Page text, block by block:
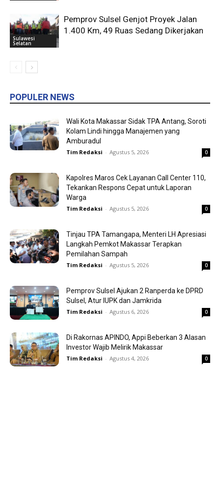
Sulawesi
Selatan
Pemprov Sulsel Genjot Proyek Jalan
1.400 Km, 49 Ruas Sedang Dikerjakan
POPULER NEWS
Wali Kota Makassar Sidak TPA Antang, Soroti
Kolam Lindi hingga Manajemen yang
Amburadul
Tim Redaksi - Agustus 5, 2026 0
Kapolres Maros Cek Layanan Call Center 110,
Tekankan Respons Cepat untuk Laporan
Warga
Tim Redaksi - Agustus 5, 2026 0
Tinjau TPA Tamangapa, Menteri LH Apresiasi
Langkah Pemkot Makassar Terapkan
Pemilahan Sampah
Tim Redaksi - Agustus 5, 2026 0
Pemprov Sulsel Ajukan 2 Ranperda ke DPRD
Sulsel, Atur IUPK dan Jamkrida
Tim Redaksi - Agustus 6, 2026 0
Di Rakornas APINDO, Appi Beberkan 3 Alasan
Investor Wajib Melirik Makassar
Tim Redaksi - Agustus 4, 2026 0